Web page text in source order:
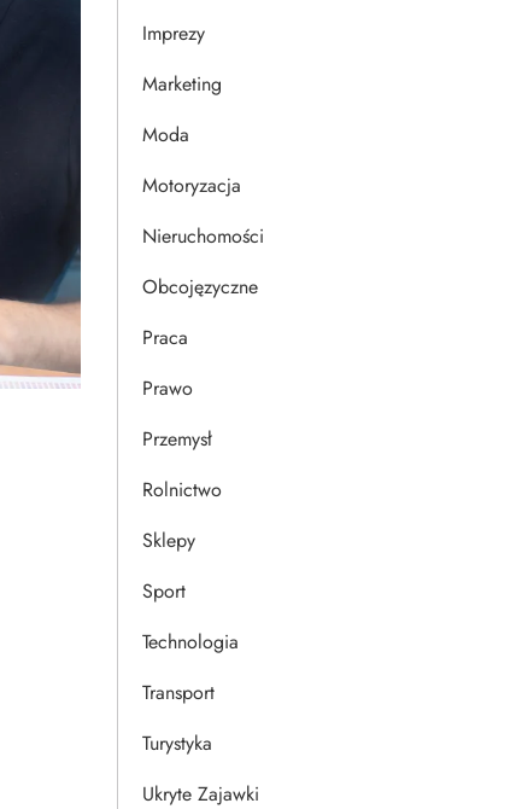
Imprezy
Marketing
Moda
Motoryzacja
Nieruchomości
Obcojęzyczne
Praca
Prawo
Przemysł
Rolnictwo
Sklepy
Sport
Technologia
Transport
Turystyka
Ukryte Zajawki